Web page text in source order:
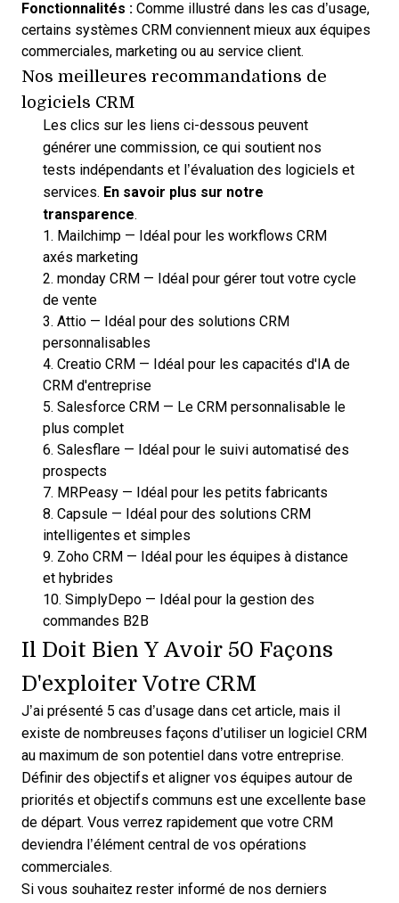
Fonctionnalités : Comme illustré dans les cas d’usage,
certains systèmes CRM conviennent mieux aux équipes
commerciales, marketing ou au service client.
Nos meilleures recommandations de
logiciels CRM
Les clics sur les liens ci-dessous peuvent
générer une commission, ce qui soutient nos
tests indépendants et l’évaluation des logiciels et
services. En savoir plus sur notre
transparence.
1. Mailchimp — Idéal pour les workflows CRM
axés marketing
2. monday CRM — Idéal pour gérer tout votre cycle
de vente
3. Attio — Idéal pour des solutions CRM
personnalisables
4. Creatio CRM — Idéal pour les capacités d'IA de
CRM d'entreprise
5. Salesforce CRM — Le CRM personnalisable le
plus complet
6. Salesflare — Idéal pour le suivi automatisé des
prospects
7. MRPeasy — Idéal pour les petits fabricants
8. Capsule — Idéal pour des solutions CRM
intelligentes et simples
9. Zoho CRM — Idéal pour les équipes à distance
et hybrides
10. SimplyDepo — Idéal pour la gestion des
commandes B2B
Il Doit Bien Y Avoir 50 Façons
D'exploiter Votre CRM
J’ai présenté 5 cas d’usage dans cet article, mais il
existe de nombreuses façons d’utiliser un logiciel CRM
au maximum de son potentiel dans votre entreprise.
Définir des objectifs et aligner vos équipes autour de
priorités et objectifs communs est une excellente base
de départ. Vous verrez rapidement que votre CRM
deviendra l’élément central de vos opérations
commerciales.
Si vous souhaitez rester informé de nos derniers